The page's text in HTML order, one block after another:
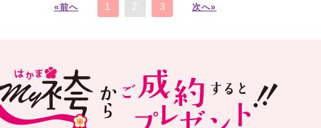
«前へ 1 2 3 次へ»